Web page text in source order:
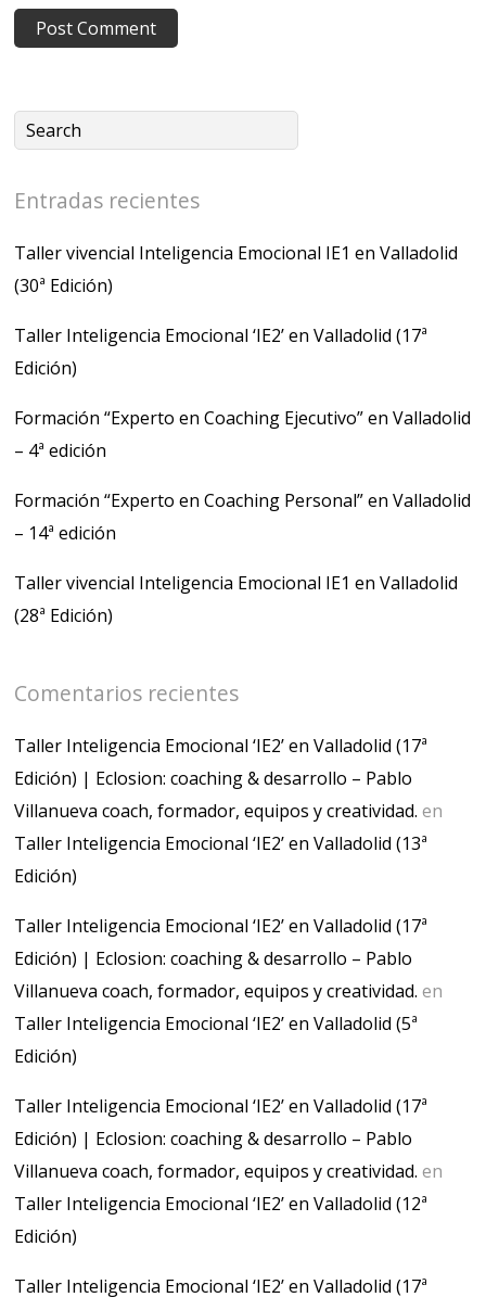
Entradas recientes
Taller vivencial Inteligencia Emocional IE1 en Valladolid
(30ª Edición)
Taller Inteligencia Emocional ‘IE2’ en Valladolid (17ª
Edición)
Formación “Experto en Coaching Ejecutivo” en Valladolid
– 4ª edición
Formación “Experto en Coaching Personal” en Valladolid
– 14ª edición
Taller vivencial Inteligencia Emocional IE1 en Valladolid
(28ª Edición)
Comentarios recientes
Taller Inteligencia Emocional ‘IE2’ en Valladolid (17ª
Edición) | Eclosion: coaching & desarrollo – Pablo
Villanueva coach, formador, equipos y creatividad. en
Taller Inteligencia Emocional ‘IE2’ en Valladolid (13ª
Edición)
Taller Inteligencia Emocional ‘IE2’ en Valladolid (17ª
Edición) | Eclosion: coaching & desarrollo – Pablo
Villanueva coach, formador, equipos y creatividad. en
Taller Inteligencia Emocional ‘IE2’ en Valladolid (5ª
Edición)
Taller Inteligencia Emocional ‘IE2’ en Valladolid (17ª
Edición) | Eclosion: coaching & desarrollo – Pablo
Villanueva coach, formador, equipos y creatividad. en
Taller Inteligencia Emocional ‘IE2’ en Valladolid (12ª
Edición)
Taller Inteligencia Emocional ‘IE2’ en Valladolid (17ª